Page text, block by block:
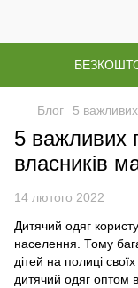
Блог 5
5 важливих
власників
14 лютого 2022
Дитячий одяг
населення. Тому
дітей на полиці
дитячий одяг оптом